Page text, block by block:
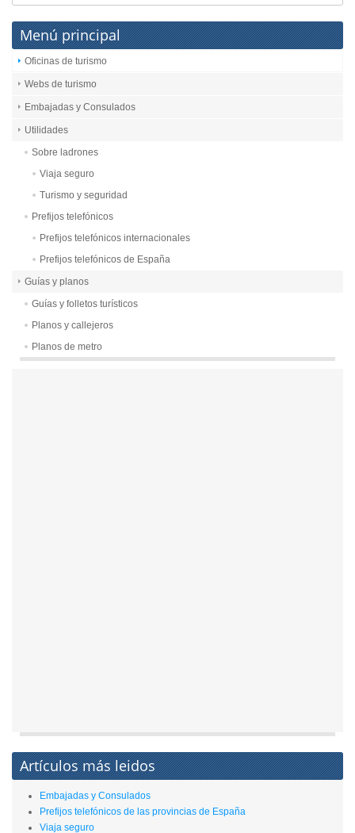
Menú principal
Oficinas de turismo
Webs de turismo
Embajadas y Consulados
Utilidades
Sobre ladrones
Viaja seguro
Turismo y seguridad
Prefijos telefónicos
Prefijos telefónicos internacionales
Prefijos telefónicos de España
Guías y planos
Guías y folletos turísticos
Planos y callejeros
Planos de metro
Artículos más leidos
Embajadas y Consulados
Prefijos telefónicos de las provincias de España
Viaja seguro